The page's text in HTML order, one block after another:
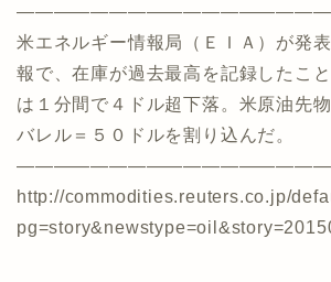
米エネルギー情報局（ＥＩＡ）が発
報で、在庫が過去最高を記録したこ
は１分間で４ドル超下落。米原油先
バレル＝５０ドルを割り込んだ。
http://commodities.reuters.co.jp/